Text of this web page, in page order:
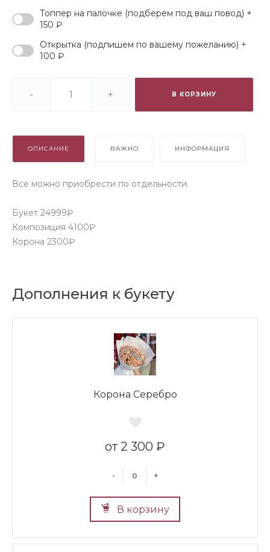
Топпер на палочке (подберем под ваш повод) +
150 ₽
Открытка (подпишем по вашему пожеланию) +
100 ₽
- + В КОРЗИНУ
ОПИСАНИЕ ВАЖНО ИНФОРМАЦИЯ
Все можно приобрести по отдельности.
Букет 24999₽
Композиция 4100₽
Корона 2300₽
Дополнения к букету
Корона Серебро
2 300 ₽
- +
В корзину